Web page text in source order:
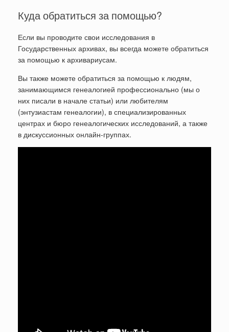
Куда обратиться за помощью?
Если вы проводите свои исследования в
Государственных архивах, вы всегда можете обратиться
за помощью к архивариусам.
Вы также можете обратиться за помощью к людям,
занимающимся генеалогией профессионально (мы о
них писали в начале статьи) или любителям
(энтузиастам генеалогии), в специализированных
центрах и бюро генеалогических исследований, а также
в дискуссионных онлайн-группах.